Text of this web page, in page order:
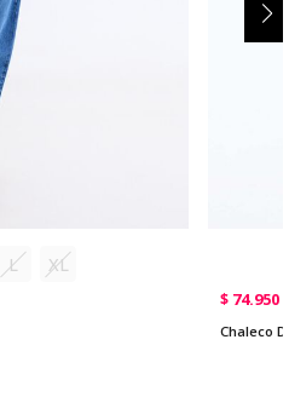
L XL
$ 74.950
Chaleco